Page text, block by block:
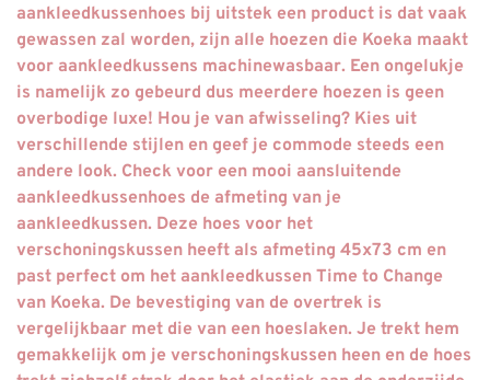
aankleedkussenhoes bij uitstek een product is dat vaak
gewassen zal worden, zijn alle hoezen die Koeka maakt
voor aankleedkussens machinewasbaar. Een ongelukje
is namelijk zo gebeurd dus meerdere hoezen is geen
overbodige luxe! Hou je van afwisseling? Kies uit
verschillende stijlen en geef je commode steeds een
andere look. Check voor een mooi aansluitende
aankleedkussenhoes de afmeting van je
aankleedkussen. Deze hoes voor het
verschoningskussen heeft als afmeting 45x73 cm en
past perfect om het aankleedkussen Time to Change
van Koeka. De bevestiging van de overtrek is
vergelijkbaar met die van een hoeslaken. Je trekt hem
gemakkelijk om je verschoningskussen heen en de hoes